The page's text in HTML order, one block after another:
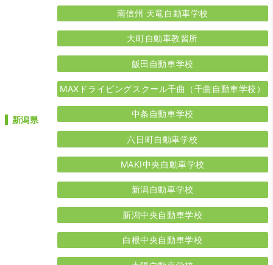
南信州 天竜自動車学校
大町自動車教習所
飯田自動車学校
MAXドライビングスクール千曲（千曲自動車学校）
新潟県
中条自動車学校
六日町自動車学校
MAKI中央自動車学校
新潟自動車学校
新潟中央自動車学校
白根中央自動車学校